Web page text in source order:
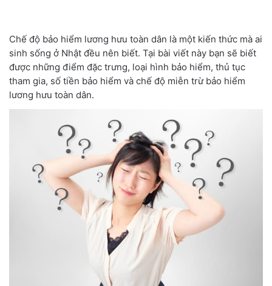
Chế độ bảo hiểm lương hưu toàn dân là một kiến thức mà ai
sinh sống ở Nhật đều nên biết. Tại bài viết này bạn sẽ biết
được những điểm đặc trưng, loại hình bảo hiểm, thủ tục
tham gia, số tiền bảo hiểm và chế độ miễn trừ bảo hiểm
lương hưu toàn dân.